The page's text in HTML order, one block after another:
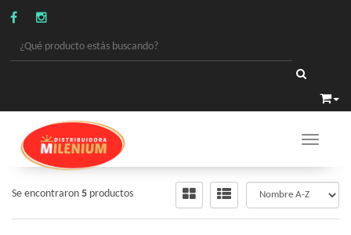
Toggle
PERFUMERIA
HOJAS DE AFEITAR MAQUI.REPUES.
Se encontraron 5 productos